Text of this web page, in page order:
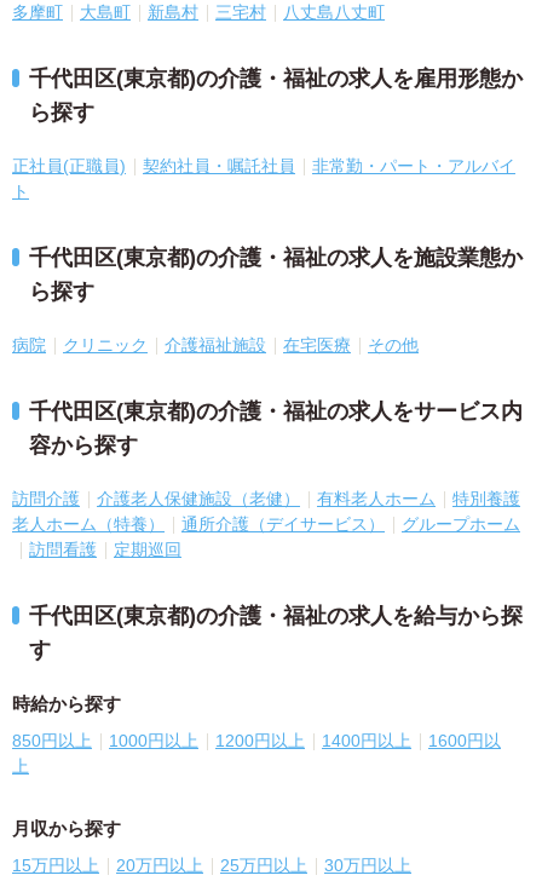
多摩町
大島町 新島村 三宅村 八丈島八丈町
千代田区(東京都)の介護・福祉の求人を雇用形態か
ら探す
正社員(正職員) 契約社員・嘱託社員
非常勤・パート・アルバイ
ト
千代田区(東京都)の介護・福祉の求人を施設業態か
ら探す
病院 クリニック 介護福祉施設 在宅医療 その他
千代田区(東京都)の介護・福祉の求人をサービス内
容から探す
訪問介護 介護老人保健施設（老健） 有料老人ホーム
特別養護
老人ホーム（特養）
通所介護（デイサービス）
グループホーム
訪問看護
定期巡回
千代田区(東京都)の介護・福祉の求人を給与から探
す
時給から探す
850円以上 1000円以上 1200円以上 1400円以上
1600円以
上
月収から探す
15万円以上 20万円以上 25万円以上 30万円以上